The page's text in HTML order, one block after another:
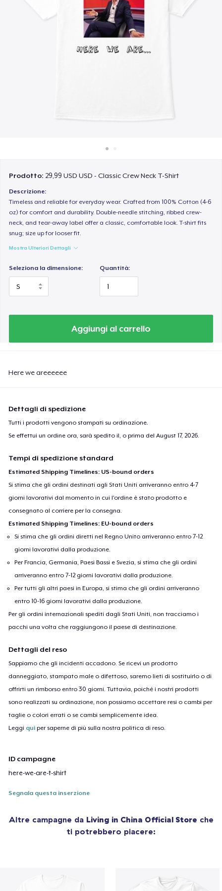
Vendi ovunque
Vendi qualsiasi cosa
Prodotto: 29,99 USD USD - Classic Crew Neck T-Shirt
Descrizione:
Timeless and reliable for everyday wear. Crafted from 100% Cotton (4-6
oz) for comfort and durability. Double-needle stitching, ribbed crew-
neck, and tear-away label offer a classic, comfortable look. T-shirt fits
snug; size up for looser fit.
Mostra Ulteriori Dettagli
Seleziona la dimensione: Quantità:
Aggiungi al carrello
Here we areeeeee
Dettagli di spedizione
Tutti i prodotti vengono stampati su ordinazione.
Se effettui un ordine ora, sarà spedito il, o prima delAugust 17, 2026
Tempi di spedizione standard
Estimated Shipping Timelines: US-bound orders
Si stima che gli ordini destinati agli Stati Uniti arriveranno entro 4-7
giorni lavorativi dal momento in cui l'ordine è stato prodotto e
consegnato al corriere per la consegna.
Estimated Shipping Timelines: EU-bound orders
Si stima che gli ordini diretti nel Regno Unito arriveranno entro 7-12
giorni lavorativi dalla produzione.
Per Francia, Germania, Paesi Bassi e Svezia, si stima che gli ordini
arriveranno entro 7-12 giorni lavorativi dalla produzione.
Per tutti gli altri paesi in Europa, si stima che gli ordini arriveranno
entro 10-16 giorni lavorativi dalla produzione.
Per gli ordini internazionali spediti dagli Stati Uniti, non tracciamo i
pacchi una volta che raggiungono il paese di destinazione.
Dettagli del reso
Sappiamo che gli incidenti accadono. Se ricevi un prodotto
danneggiato, stampato male o difettoso, saremo lieti di sostituirlo o di
offrirti un rimborso entro 30 giorni. Tuttavia, poiché i nostri prodotti
sono realizzati su ordinazione, non possiamo accettare resi o cambi per
taglie o colori errati o se cambi semplicemente idea.
Leggi qui per saperne di più sulla nostra politica di reso.
ID campagne
here-we-are-t-shirt
Segnala questa inserzione
Altre campagne da Living in China Official Store che
ti potrebbero piacere: